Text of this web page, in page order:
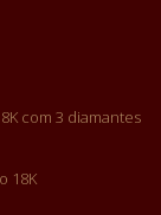
com 3 diamantes
18K